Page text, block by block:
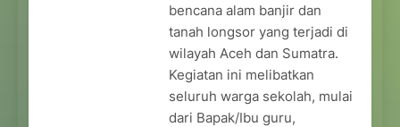
bencana alam banjir dan
tanah longsor yang terjadi di
wilayah Aceh dan Sumatra.
Kegiatan ini melibatkan
seluruh warga sekolah, mulai
dari Bapak/Ibu guru,